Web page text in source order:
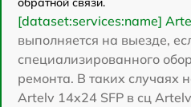
[dataset:services:name]
выполняется на выезде,
специализированного
ремонта. В таких случаях
Artelv 14x24 SFP в сц